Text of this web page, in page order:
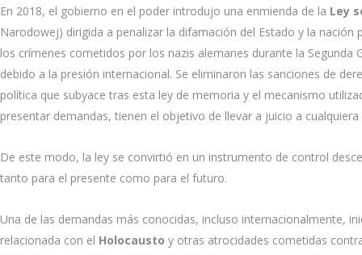
En 2018, el gobierno en el poder introdujo una enmienda de la Ley
Narodowej) dirigida a penalizar la difamación del Estado y la
los crímenes cometidos por los nazis alemanes durante la
debido a la presión internacional. Se eliminaron las sanciones de
política que subyace tras esta ley de memoria y el mecanismo
presentar demandas, tienen el objetivo de llevar a juicio a
De este modo, la ley se convirtió en un instrumento de control
tanto para el presente como para el futuro.
Una de las demandas más conocidas, incluso internacionalmente,
relacionada con el Holocausto y otras atrocidades cometidas